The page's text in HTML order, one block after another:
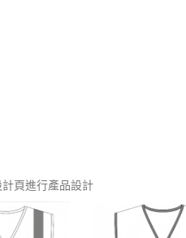
頁進行產品設計